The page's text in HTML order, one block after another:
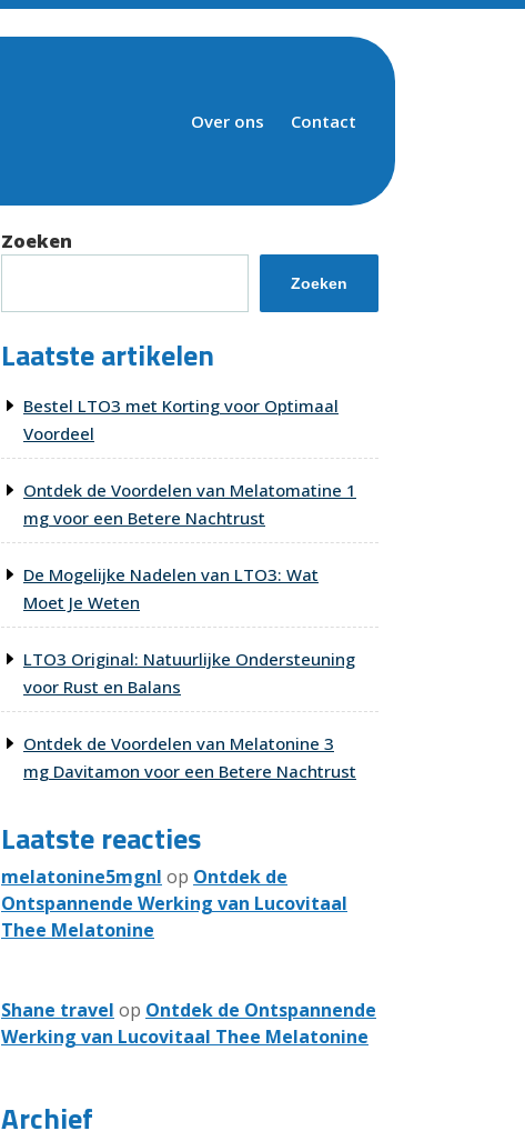
Over ons Contact
Zoeken
Zoeken
Laatste artikelen
Bestel LTO3 met Korting voor Optimaal
Voordeel
Ontdek de Voordelen van Melatomatine 1
mg voor een Betere Nachtrust
De Mogelijke Nadelen van LTO3: Wat
Moet Je Weten
LTO3 Original: Natuurlijke Ondersteuning
voor Rust en Balans
Ontdek de Voordelen van Melatonine 3
mg Davitamon voor een Betere Nachtrust
Laatste reacties
melatonine5mgnl op Ontdek de
Ontspannende Werking van Lucovitaal
Thee Melatonine
Shane travel op Ontdek de Ontspannende
Werking van Lucovitaal Thee Melatonine
Archief